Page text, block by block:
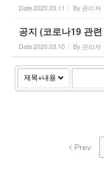
Date2020.03.11 By 관리자
공지 (코로나19 관
Date2020.03.10 By 관리자
Prev